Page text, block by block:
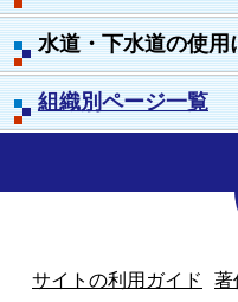
水道・下水道の使用
組織別ページ一覧
サイトの利用ガイド 著